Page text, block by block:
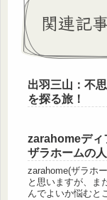
関連記
出羽三山：不
を探る旅！
zarahomeディ
ザラホームの
zarahome(ザラホ
と思いますが、ま
んでよいか悩むと